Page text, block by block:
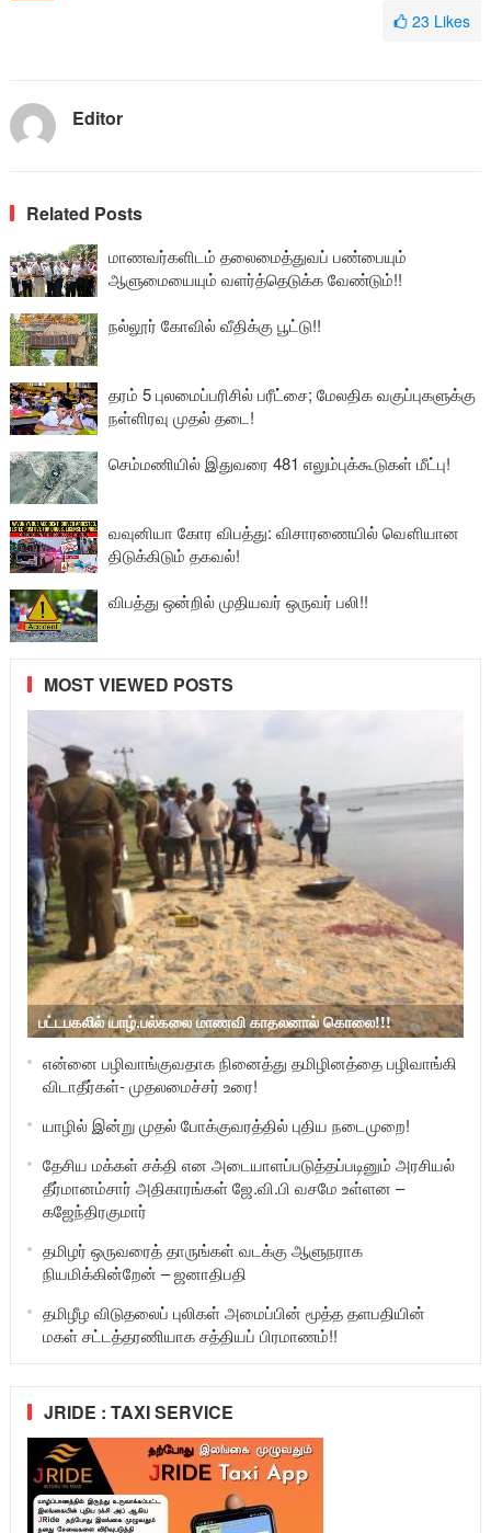
23 Likes
Editor
Related Posts
மாணவர்களிடம் தலைமைத்துவப் பண்பையும்
ஆளுமையையும் வளர்த்தெடுக்க வேண்டும்!!
நல்லூர் கோவில் வீதிக்கு பூட்டு!!
தரம் 5 புலமைப்பரிசில் பரீட்சை; மேலதிக வகுப்புகளுக்கு
நள்ளிரவு முதல் தடை!
செம்மணியில் இதுவரை 481 எலும்புக்கூடுகள் மீட்பு!
வவுனியா கோர விபத்து: விசாரணையில் வௌியான
திடுக்கிடும் தகவல்!
விபத்து ஒன்றில் முதியவர் ஒருவர் பலி!!
MOST VIEWED POSTS
பட்டபகலில் யாழ்.பல்கலை மாணவி காதலனால் கொலை!!!
என்னை பழிவாங்குவதாக நினைத்து தமிழினத்தை பழிவாங்கி
விடாதீர்கள்- முதலமைச்சர் உரை!
யாழில் இன்று முதல் போக்குவரத்தில் புதிய நடைமுறை!
தேசிய மக்கள் சக்தி என அடையாளப்படுத்தப்படினும் அரசியல்
தீர்மானம்சார் அதிகாரங்கள் ஜே.வி.பி வசமே உள்ளன –
கஜேந்திரகுமார்
தமிழர் ஒருவரைத் தாருங்கள் வடக்கு ஆளுநராக
நியமிக்கின்றேன் – ஜனாதிபதி
தமிழீழ விடுதலைப் புலிகள் அமைப்பின் மூத்த தளபதியின்
மகள் சட்டத்தரணியாக சத்தியப் பிரமாணம்!!
JRIDE : TAXI SERVICE